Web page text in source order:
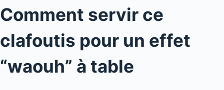
Comment servir ce
clafoutis pour un effet
“waouh” à table